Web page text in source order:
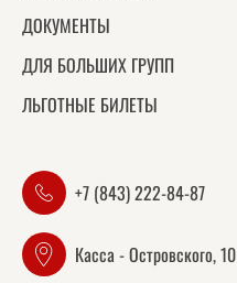
ДОКУМЕНТЫ
ДЛЯ БОЛЬШИХ ГРУПП
ЛЬГОТНЫЕ БИЛЕТЫ
+7 (843) 222-84-87
Касса - Островского, 10